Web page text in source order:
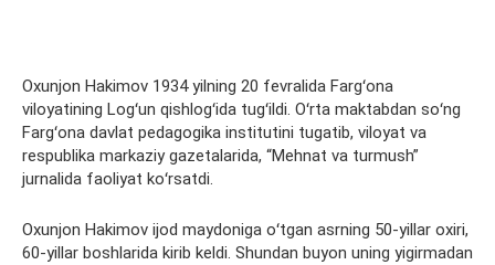
Oxunjon Hakimov 1934 yilning 20 fevralida Fargʻona
viloyatining Logʻun qishlogʻida tugʻildi. Oʻrta maktabdan soʻng
Fargʻona davlat pedagogika institutini tugatib, viloyat va
respublika markaziy gazetalarida, “Mehnat va turmush”
jurnalida faoliyat koʻrsatdi.
Oxunjon Hakimov ijod maydoniga oʻtgan asrning 50-yillar oxiri,
60-yillar boshlarida kirib keldi. Shundan buyon uning yigirmadan